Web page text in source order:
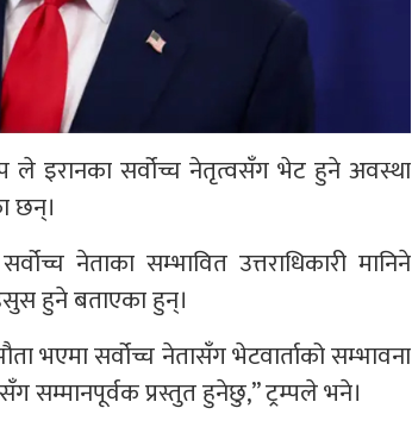
ले इरानका सर्वोच्च नेतृत्वसँग भेट हुने अवस्था
छन्।
नेताका सम्भावित उत्तराधिकारी मानिने
हुने बताएका हुन्।
भएमा सर्वोच्च नेतासँग भेटवार्ताको सम्भावना
सम्मानपूर्वक प्रस्तुत हुनेछु,” ट्रम्पले भने।